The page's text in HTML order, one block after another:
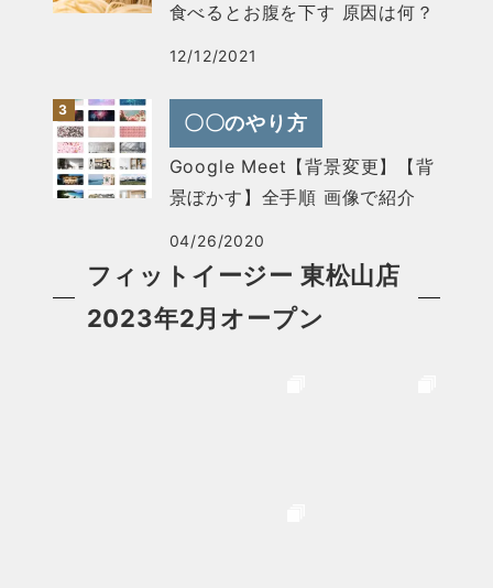
食べるとお腹を下す 原因は何？
12/12/2021
〇〇のやり方
Google Meet【背景変更】【背
景ぼかす】全手順 画像で紹介
04/26/2020
フィットイージー 東松山店
2023年2月オープン